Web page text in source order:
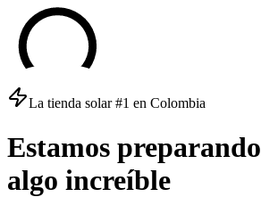
La tienda solar #1 en Colombia
Estamos preparando
algo increíble